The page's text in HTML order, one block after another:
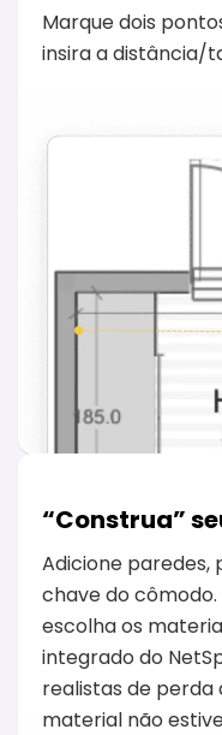
Marque dois
insira a distância/
“Construa”
Adicione paredes,
chave do
escolha os
integrado do
realistas de perda
material não